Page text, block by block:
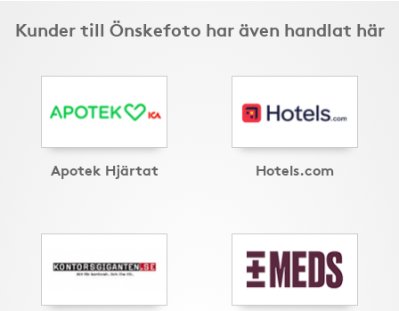
Kunder till Önskefoto har även handlat här
Apotek Hjärtat Hotels.com